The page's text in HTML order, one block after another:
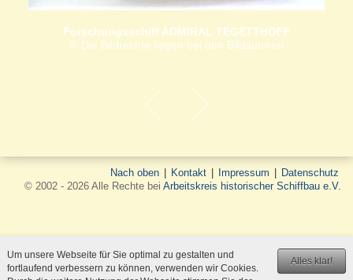
Forschungsschiff ADMIRAL TEGETTHOFF
© Die Bildrechte liegen bei den Bildautoren
Nach oben Kontakt Impressum
Datenschutz
© 2002 - 2026 Alle Rechte bei Arbeitskreis historischer Schiffbau e.V.
Alles klar!
Um unsere Webseite für Sie optimal zu gestalten und
fortlaufend verbessern zu können, verwenden wir Cookies.